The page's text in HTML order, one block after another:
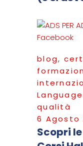
blog,
qualità
6 Agosto
Scopri